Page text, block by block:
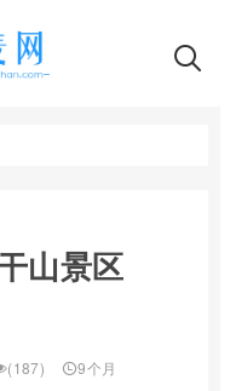
山景区
(187)
9个月